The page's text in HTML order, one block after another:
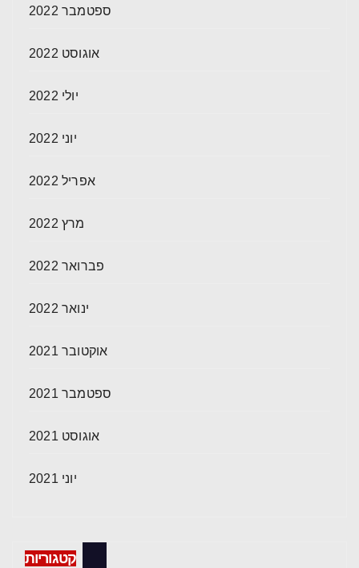
ספטמבר 2022
אוגוסט 2022
יולי 2022
יוני 2022
אפריל 2022
מרץ 2022
פברואר 2022
ינואר 2022
אוקטובר 2021
ספטמבר 2021
אוגוסט 2021
יוני 2021
קטגוריות